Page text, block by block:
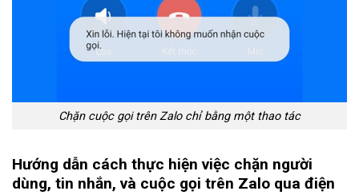
Chặn cuộc gọi trên Zalo chỉ bằng một thao tác
Hướng dẫn cách thực hiện việc chặn người
dùng, tin nhắn, và cuộc gọi trên Zalo qua điện